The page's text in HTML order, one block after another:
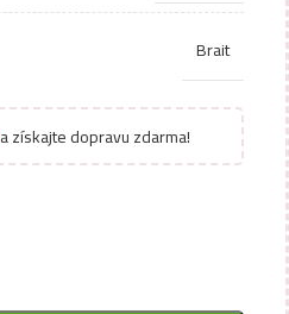
Brait
a získajte dopravu zdarma!